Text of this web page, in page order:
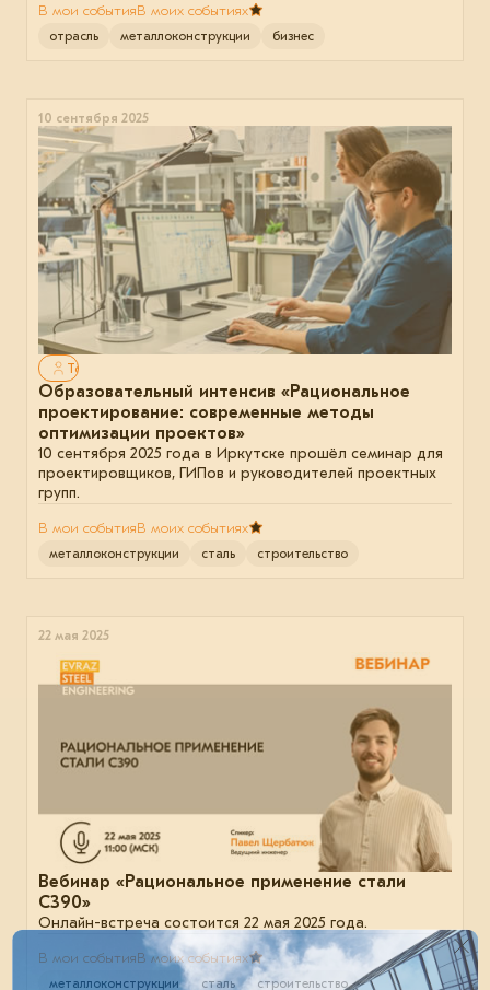
В мои событияВ моих событиях
отрасль металлоконструкции бизнес
10 сентября 2025
Только для авторизованных
Образовательный интенсив «Рациональное
проектирование: современные методы
оптимизации проектов»
10 сентября 2025 года в Иркутске прошёл семинар для
проектировщиков, ГИПов и руководителей проектных
групп.
В мои событияВ моих событиях
металлоконструкции сталь строительство
22 мая 2025
Вебинар «Рациональное применение стали
С390»
Онлайн-встреча состоится 22 мая 2025 года.
В мои событияВ моих событиях
металлоконструкции сталь строительство